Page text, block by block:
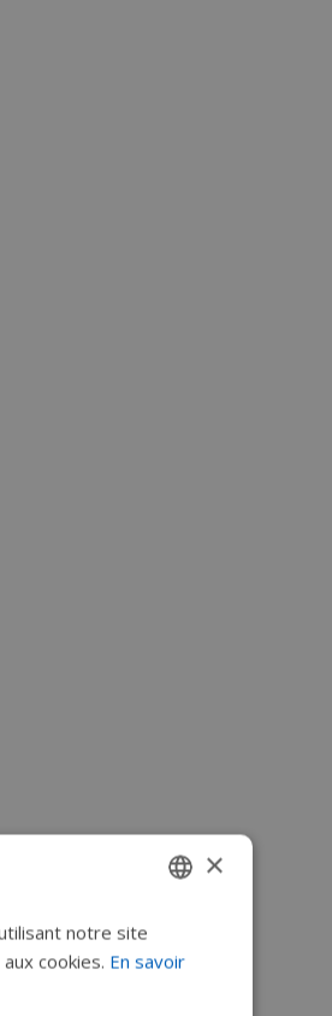
ENGLISH
SWEDISH
×
notre site
cookies. En savoir